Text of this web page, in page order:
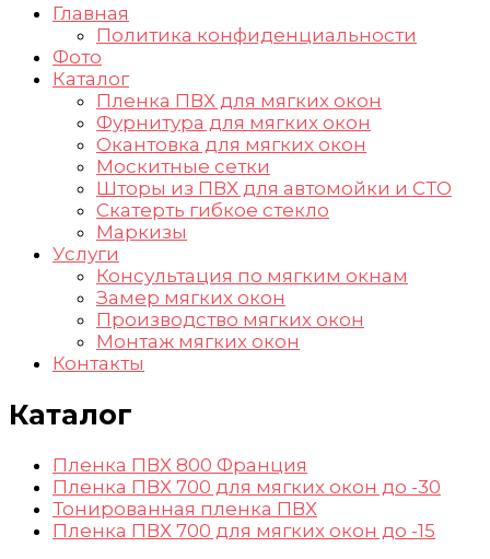
Главная
Политика конфиденциальности
Фото
Каталог
Пленка ПВХ для мягких окон
Фурнитура для мягких окон
Окантовка для мягких окон
Москитные сетки
Шторы из ПВХ для автомойки и СТО
Скатерть гибкое стекло
Маркизы
Услуги
Консультация по мягким окнам
Замер мягких окон
Производство мягких окон
Монтаж мягких окон
Контакты
Каталог
Пленка ПВХ 800 Франция
Пленка ПВХ 700 для мягких окон до -30
Тонированная пленка ПВХ
Пленка ПВХ 700 для мягких окон до -15